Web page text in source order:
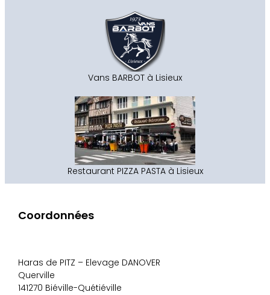
Vans BARBOT à Lisieux
Restaurant PIZZA PASTA à Lisieux
Coordonnées
Haras de PITZ – Elevage DANOVER
Querville
141270 Biéville-Quétiéville